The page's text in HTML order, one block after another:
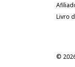
Livro
©